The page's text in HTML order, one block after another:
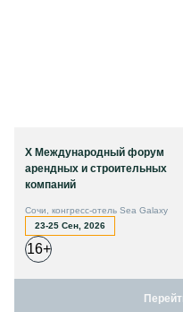
X Международный форум
арендных и строительных
компаний
Сочи, конгресс-отель Sea Galaxy
23-25 Сен, 2026
16+